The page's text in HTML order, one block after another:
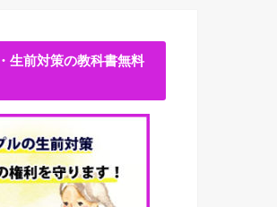
生前対策の教科書無料